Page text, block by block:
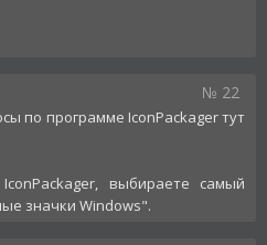
№ 22
по программе IconPackager тут
выбираете самый
значки Windows".